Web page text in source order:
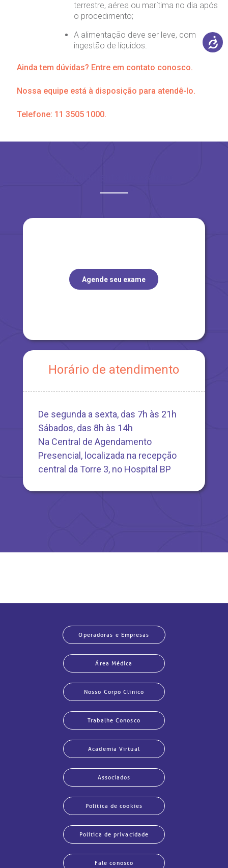
terrestre, aérea ou marítima no dia após
o procedimento;
A alimentação deve ser leve, com
ingestão de líquidos.
Ainda tem dúvidas? Entre em contato conosco.
Nossa equipe está à disposição para atendê-lo.
Telefone: 11 3505 1000.
Agende seu exame
Horário de atendimento
De segunda a sexta, das 7h às 21h
Sábados, das 8h às 14h
Na Central de Agendamento
Presencial, localizada na recepção
central da Torre 3, no Hospital BP
Operadoras e Empresas
Área Médica
Nosso Corpo Clínico
Trabalhe Conosco
Academia Virtual
Associados
Política de cookies
Política de privacidade
Fale conosco